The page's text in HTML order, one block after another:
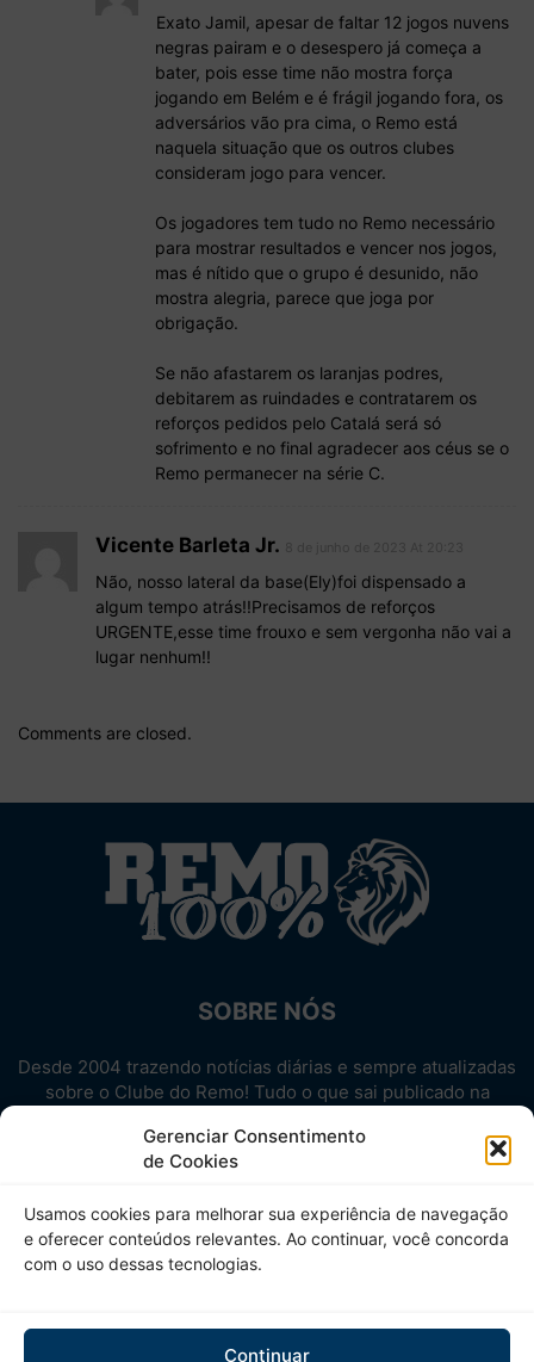
Gerenciar Consentimento
de Cookies
Usamos cookies para melhorar sua experiência de navegação
e oferecer conteúdos relevantes. Ao continuar, você concorda
com o uso dessas tecnologias.
Continuar
Exato Jamil, apesar de faltar 12 jogos nuvens
negras pairam e o desespero já começa a
bater, pois esse time não mostra força
jogando em Belém e é frágil jogando fora, os
adversários vão pra cima, o Remo está
naquela situação que os outros clubes
consideram jogo para vencer.
Os jogadores tem tudo no Remo necessário
para mostrar resultados e vencer nos jogos,
mas é nítido que o grupo é desunido, não
mostra alegria, parece que joga por
obrigação.
Se não afastarem os laranjas podres,
debitarem as ruindades e contratarem os
reforços pedidos pelo Catalá será só
sofrimento e no final agradecer aos céus se o
Remo permanecer na série C.
Vicente Barleta Jr.
Não, nosso lateral da base(Ely)foi dispensado a
algum tempo atrás!!Precisamos de reforços
URGENTE,esse time frouxo e sem vergonha não vai a
lugar nenhum!!
Comments are closed.
SOBRE NÓS
Desde 2004 trazendo notícias diárias e sempre atualizadas
sobre o Clube do Remo! Tudo o que sai publicado na
Aproveite! Site não-oficial.
SIGA-NOS